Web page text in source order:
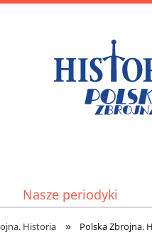
Nasze periodyki
Historia » Polska Zbrojna.